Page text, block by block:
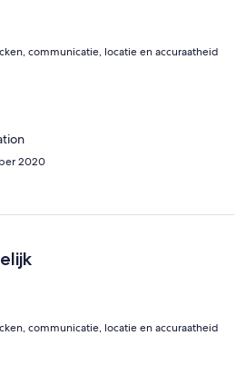
communicatie, locatie en accuraatheid
2020
communicatie, locatie en accuraatheid